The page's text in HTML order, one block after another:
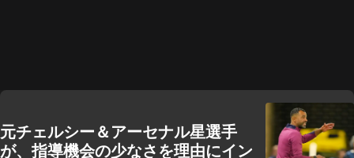
元チェルシー＆アーセナル星選手
が、指導機会の少なさを理由にイン